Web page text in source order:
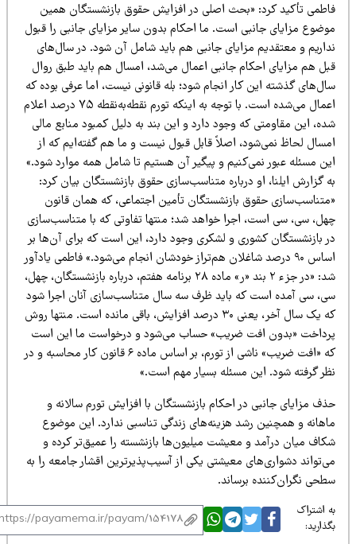
تأکید کرد: «بحث اصلی در افزایش حقوق بازنشستگان همین
مزایای جانبی است. ما احکام بدون سایر مزایای جانبی را قبول
و معتقدیم مزایای جانبی هم باید شامل آن شود. در سال‌های
هم مزایای احکام جانبی اعمال می‌شد، امسال هم باید طبق روال
گذشته این کار انجام شود؛ بله قانونی نیست، اما عرفی بوده که
اعمال می‌شده است. با توجه به اینکه تورم نقطه‌به‌نقطه ۷۵ درصد اعلام
این مقاومتی که وجود دارد و این بند به دلیل کمبود منابع مالی
لحاظ نمی‌شود، اصلاً قابل قبول نیست و ما هم گفته‌ایم که از
مسئله عبور نمی‌کنیم و پیگیر آن هستیم تا شامل همه موارد شود.»
گزارش ایلنا، او درباره متناسب‌سازی حقوق بازنشستگان بیان کرد:
حقوق بازنشستگان تأمین اجتماعی، که همان قانون
سی، سی است، اجرا خواهد شد؛ منتها تفاوتی که با متناسب‌سازی
بازنشستگان کشوری و لشکری وجود دارد، این است که برای آن‌ها بر
اساس ۹۰ درصد شاغلان هم‌تراز خودشان انجام می‌شود.» فاطمی یادآور
شد: «در جزء ۲ بند «ر» ماده ۲۸ برنامه هفتم، درباره بازنشستگان، چهل،
سی آمده است که باید ظرف سه سال متناسب‌سازی آنان اجرا شود
که یک سال آخر، یعنی ۳۰ درصد افزایش، باقی مانده است. منتها روش
«بدون افت ضریب» حساب می‌شود و درخواست ما این است
که «افت ضریب» ناشی از تورم، بر اساس ماده ۶ قانون کار محاسبه و در
گرفته شود. این مسئله بسیار مهم است.»
مزایای جانبی در احکام بازنشستگان با افزایش تورم سالانه و
و همچنین رشد هزینه‌های زندگی تناسبی ندارد. این موضوع
میان درآمد و معیشت میلیون‌ها بازنشسته را عمیق‌تر کرده و
دشواری‌های معیشتی یکی از آسیب‌پذیرترین اقشار جامعه را به
نگران‌کننده برساند.
اشتراک